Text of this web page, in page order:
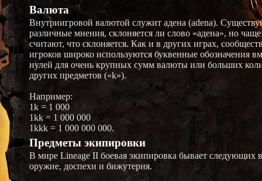
Валюта
Внутриигровой валютой служит адена (adena).
различные мнения, склоняется ли слово «адена», но чаще
считают, что склоняется. Как и в других играх,
игроков широко используются буквенные обозначения
нулей для очень крупных сумм валюты или больших
других предметов («k»).
Например:
1k = 1 000
1kk = 1 000 000
1kkk = 1 000 000 000.
Предметы экипировки
В мире Lineage II боевая экипировка бывает следующих
оружие, доспехи и бижутерия.